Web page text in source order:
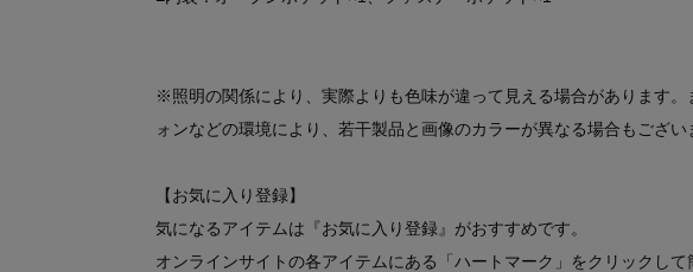
※照明の関係により、実際よりも色味が違って見える場合があります。
ォンなどの環境により、若干製品と画像のカラーが異なる場合もござい
【お気に入り登録】
気になるアイテムは『お気に入り登録』がおすすめです。
オンラインサイトの各アイテムにある「ハートマーク」をクリックして